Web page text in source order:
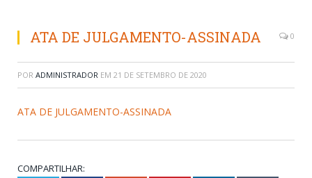
ATA DE JULGAMENTO-ASSINADA 0
POR ADMINISTRADOR EM 21 DE SETEMBRO DE 2020
ATA DE JULGAMENTO-ASSINADA
COMPARTILHAR: